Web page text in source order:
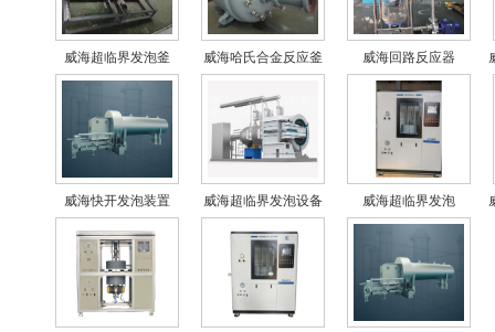
威海超临界发泡釜 威海哈氏合金反应釜 威海回路反应器
威海快开发泡装置 威海超临界发泡设备 威海超临界发泡